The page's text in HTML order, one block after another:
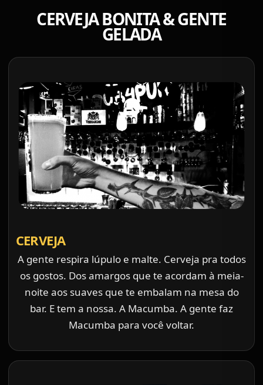
CERVEJA BONITA & GENTE
GELADA
CERVEJA
A gente respira lúpulo e malte. Cerveja pra todos
os gostos. Dos amargos que te acordam à meia-
noite aos suaves que te embalam na mesa do
bar. E tem a nossa. A Macumba. A gente faz
Macumba para você voltar.